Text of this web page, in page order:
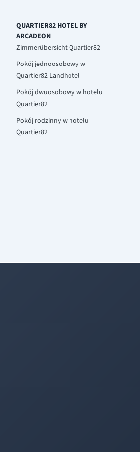
QUARTIER82 HOTEL BY
ARCADEON
Zimmerübersicht Quartier82
Pokój jednoosobowy w
Quartier82 Landhotel
Pokój dwuosobowy w hotelu
Quartier82
Pokój rodzinny w hotelu
Quartier82